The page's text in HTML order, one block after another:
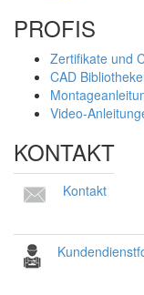
PROFIS
Zertifikate und
CAD
Video-
KONTAKT
Kontakt